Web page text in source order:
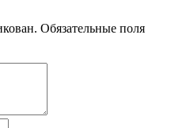
Обязательные поля